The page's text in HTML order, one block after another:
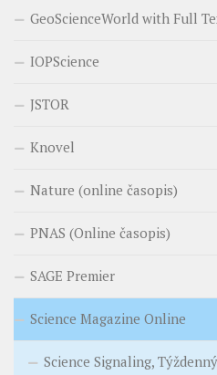
GeoScienceWorld with Full
IOPScience
JSTOR
Knovel
Nature (online časopis)
PNAS (Online časopis)
SAGE Premier
Science Magazine Online
Science Signaling,